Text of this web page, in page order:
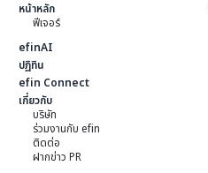
หน้าหลัก
ฟีเจอร์
efinAI
ปฏิทิน
efin Connect
เกี่ยวกับ
บริษัท
ร่วมงานกับ efin
ติดต่อ
ฝากข่าว PR